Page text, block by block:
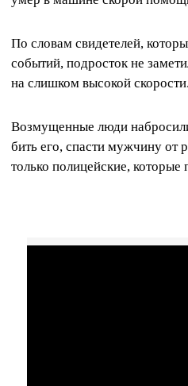
По словам свидетелей,
событий, подросток не
на слишком высокой скорости.
Возмущенные люди
бить его, спасти мужчину от
только полицейские,